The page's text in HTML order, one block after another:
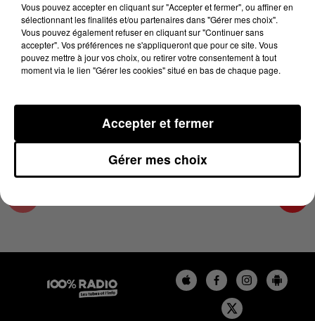
21 mai 2024 - 2 min 22 sec
LES INFOS DU TARN ET GARONNE DU
21/05/2024 À 15H00
Podcasts infos du Tarn et Garonne
Vous pouvez accepter en cliquant sur "Accepter et fermer", ou affiner en
sélectionnant les finalités et/ou partenaires dans "Gérer mes choix".
Vous pouvez également refuser en cliquant sur "Continuer sans
accepter". Vos préférences ne s'appliqueront que pour ce site. Vous
pouvez mettre à jour vos choix, ou retirer votre consentement à tout
moment via le lien "Gérer les cookies" situé en bas de chaque page.
Gérer mes choix
Accepter et fermer